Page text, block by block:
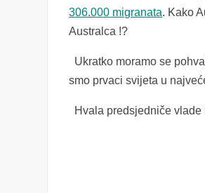
306.000 migranata. Kako
Australca !?
Ukratko moramo se
smo prvaci svijeta u
Hvala predsjedniče